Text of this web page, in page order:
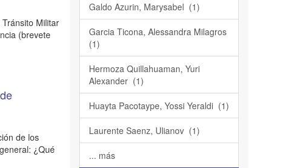
Militar
(brevete
de los
¿Qué
Galdo Azurin, Marysabel (1)
Garcia Ticona, Alessandra Milagros
(1)
Hermoza Quillahuaman, Yuri
Alexander (1)
Huayta Pacotaype, Yossi Yeraldi (1)
Laurente Saenz, Ulianov (1)
... más